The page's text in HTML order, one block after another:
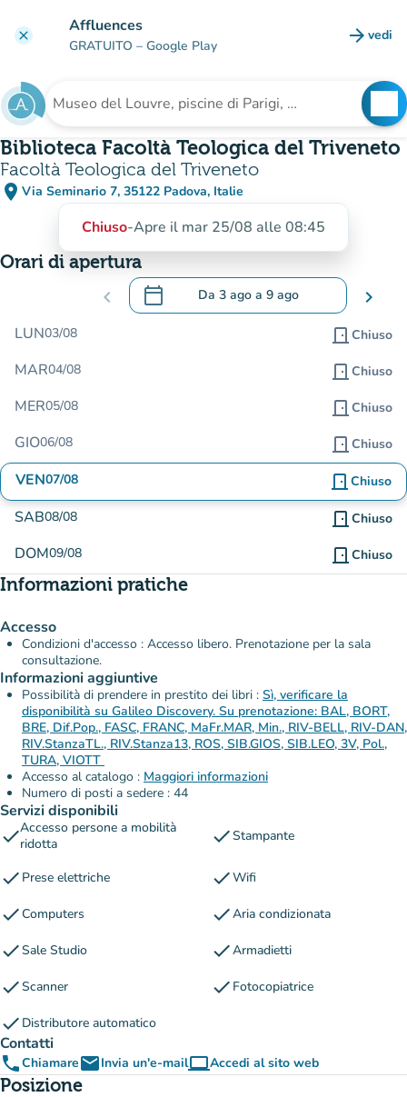
clear Affluences
GRATUITO – Google Play arrow_forward vedi
Cerca una struttura
Biblioteca Facoltà Teologica del Triveneto
Facoltà Teologica del Triveneto
place Via Seminario 7, 35122 Padova, Italie
(apri in Google Maps)
(nuova scheda)
Chiuso-Apre il mar 25/08 alle 08:45
Orari di apertura
chevron_left calendar_today Da 3 ago a 9 ago
.Aprire il calendario per modificare le
chevron_right
LUN03/08 door_front Chiuso
MAR04/08 door_front Chiuso
MER05/08 door_front Chiuso
GIO06/08 door_front Chiuso
VEN07/08 door_front Chiuso
SAB08/08 door_front Chiuso
DOM09/08 door_front Chiuso
Informazioni pratiche
Accesso
Condizioni d'accesso : Accesso libero. Prenotazione per la sala
consultazione.
Informazioni aggiuntive
Possibilità di prendere in prestito dei libri : Sì, verificare la
disponibilità su Galileo Discovery. Su prenotazione: BAL, BORT,
BRE, Dif.Pop., FASC, FRANC, MaFr.MAR, Min., RIV-BELL, RIV-DAN,
RIV.StanzaTL., RIV.Stanza13, ROS, SIB.GIOS, SIB.LEO, 3V, Pol.,
TURA, VIOTT
Accesso al catalogo : Maggiori informazioni
Numero di posti a sedere : 44
Servizi disponibili
checkAccesso persone a mobilità
ridotta
checkStampante
check Prese elettriche checkWifi
checkComputers checkAria condizionata
checkSale Studio checkArmadietti
checkScanner check Fotocopiatrice
check Distributore automatico
Contatti
phoneChiamareemailInvia un'e-mailcomputerAccedi al sito web
(nuova scheda)
Posizione